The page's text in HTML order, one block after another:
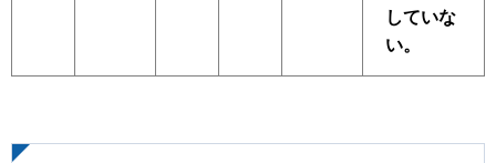
していな
い。